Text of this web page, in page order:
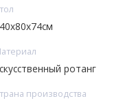
ротанг
производства